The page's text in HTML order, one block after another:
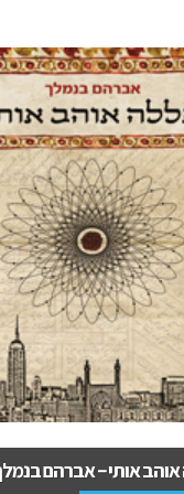
לודולנד – שרון
מד"ב ופנטזיה, נוער